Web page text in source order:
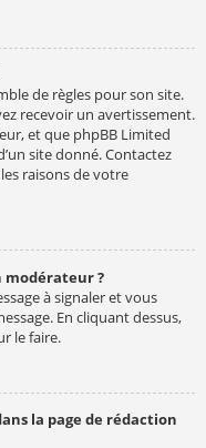
de règles pour son site.
recevoir un avertissement.
et que phpBB Limited
site donné. Contactez
raisons de votre
modérateur ?
à signaler et vous
En cliquant dessus,
le faire.
la page de rédaction